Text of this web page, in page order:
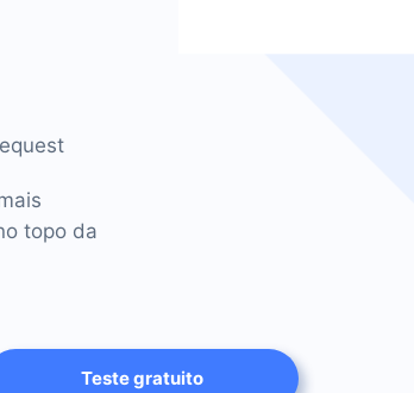
topo da
Teste gratuito